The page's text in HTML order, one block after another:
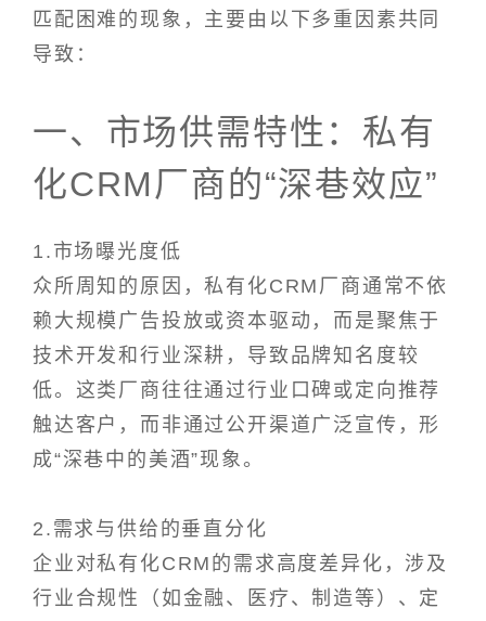
匹配困难的现象，主要由以下多重因素共同
导致：
一、市场供需特性：私有
化CRM厂商的“深巷效应”
1.市场曝光度低
众所周知的原因，私有化CRM厂商通常不依
赖大规模广告投放或资本驱动，而是聚焦于
技术开发和行业深耕，导致品牌知名度较
低。这类厂商往往通过行业口碑或定向推荐
触达客户，而非通过公开渠道广泛宣传，形
成“深巷中的美酒”现象。
2.需求与供给的垂直分化
企业对私有化CRM的需求高度差异化，涉及
行业合规性（如金融、医疗、制造等）、定